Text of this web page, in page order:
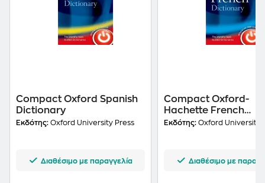
Compact Oxford Spanish
Dictionary
Εκδότης: Oxford University Press
Διαθέσιμο με παραγγελία
Compact Oxford-
Hachette French
Dictionary
Εκδότης: Oxford University
Διαθέσιμο με